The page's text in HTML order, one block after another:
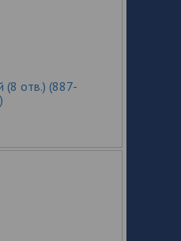
(8 отв.) (887-